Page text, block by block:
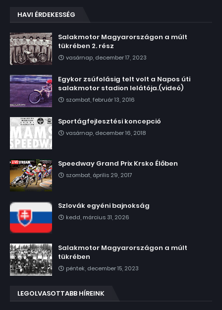
HAVI ÉRDEKESSÉG
Salakmotor Magyarországon a múlt
tükrében 2. rész
vasárnap, december 17, 2023
Egykor zsúfolásig telt volt a Napos úti
salakmotor stadion lelátója.(videó)
szombat, február 13, 2016
Sportágfejlesztési koncepció
vasárnap, december 16, 2018
Speedway Grand Prix Krsko Élőben
szombat, április 29, 2017
Szlovák egyéni bajnokság
kedd, március 31, 2026
Salakmotor Magyarországon a múlt
tükrében
péntek, december 15, 2023
LEGOLVASOTTABB HÍREINK